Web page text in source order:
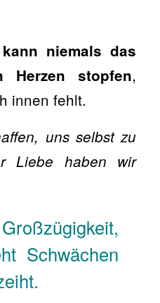
niemals das
Herzen stopfen,
innen fehlt.
uns selbst zu
Liebe haben wir
Schwächen